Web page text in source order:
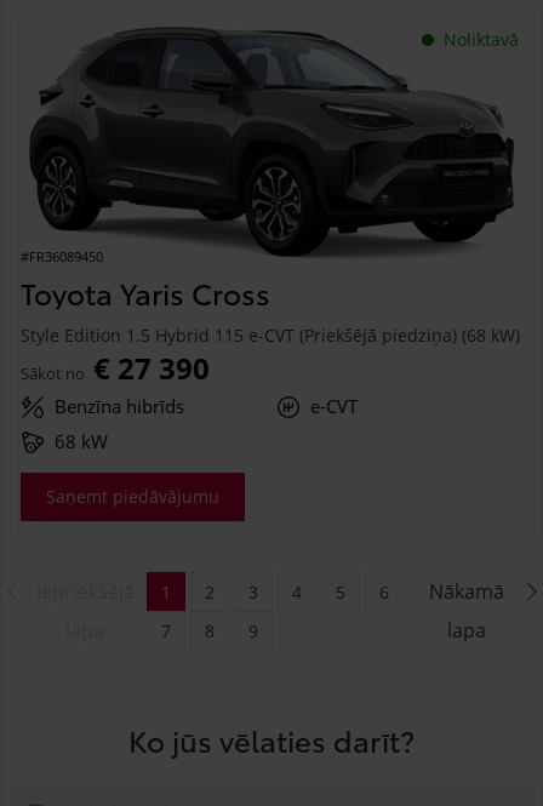
Noliktavā
#FR36089450
Toyota Yaris Cross
Style Edition 1.5 Hybrid 115 e-CVT (Priekšējā piedziņa) (68 kW)
Sākot no € 27 390
Benzīna hibrīds
e-CVT
68 kW
Saņemt piedāvājumu
Nākamā
lapa
1 2 3 4 5
6
7
8 9
Ko jūs vēlaties darīt?